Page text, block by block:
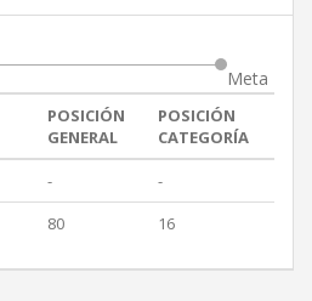
Meta
POSICIÓN
GENERAL
POSICIÓN
CATEGORÍA
-
-
80 16